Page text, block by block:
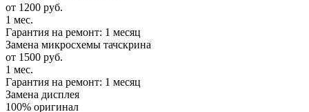
от 1200 руб.
1 мес.
Гарантия на ремонт: 1 месяц
Замена микросхемы тачскрина
от 1500 руб.
1 мес.
Гарантия на ремонт: 1 месяц
Замена дисплея
100% оригинал